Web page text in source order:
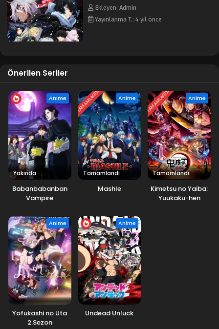
Ekleyen: Admin
Yayınlanma T.: 4 yıl önce
Önerilen Seriler
Anime
Yakında
Babanbabanban
Vampire
TAMAMLANDI Anime
Tamamlandı
Mashle
TAMAMLANDI Anime
Tamamlandı
Kimetsu no Yaiba:
Yuukaku-hen
Anime
Yofukashi no Uta
2.Sezon
Anime
Undead Unluck